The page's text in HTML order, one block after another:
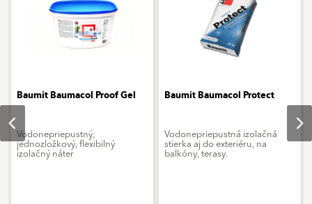
Baumit Baumacol Proof Gel
Vodonepriepustný,
jednozložkový, flexibilný
izolačný náter
Baumit Baumacol Protect
Vodonepriepustná izolačná
stierka aj do exteriéru, na
balkóny, terasy.